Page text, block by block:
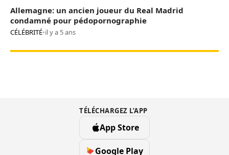
Allemagne: un ancien joueur du Real Madrid
condamné pour pédopornographie
CÉLÉBRITÉ•il y a 5 ans
TÉLÉCHARGEZ L’APP
App Store
Google Play